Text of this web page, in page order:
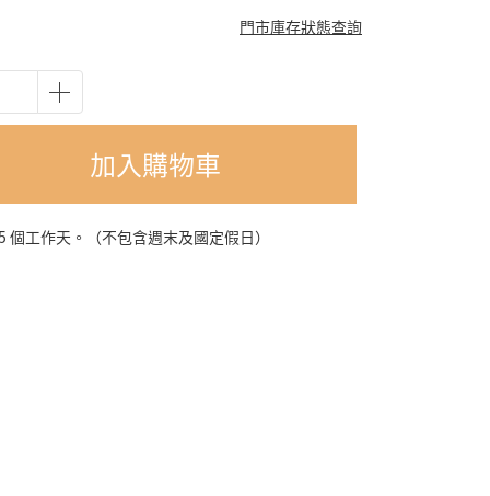
門市庫存狀態查詢
加入購物車
工作天。（不包含週末及國定假日）